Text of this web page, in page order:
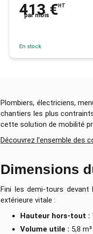
413 €HT
par mois
En stock
Plombiers, électriciens,
chantiers les plus
cette solution de mobilité
Découvrez l'ensemble des
Dimensions
Fini les demi-tours
extérieure vitale :
Hauteur hors-tout :
Volume utile : 5,8